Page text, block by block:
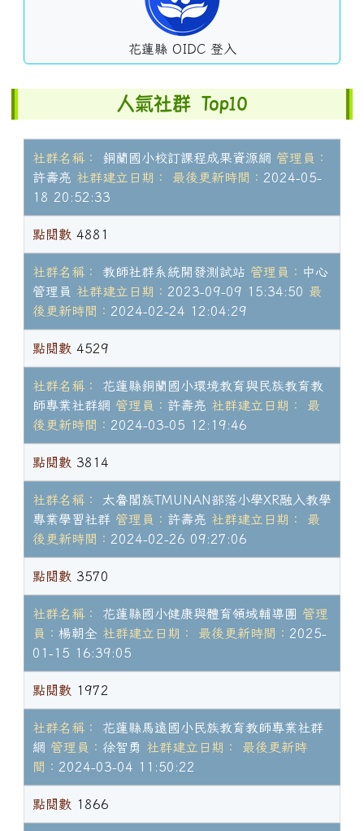
花蓮縣 OIDC 登入
右邊區域內容人氣社群 Top10
社群名稱： 銅蘭國小校訂課程成果資源網 管理員：
許壽亮 社群建立日期： 最後更新時間： 2024-05-
18 20:52:33
點閱數 4881
社群名稱： 教師社群系統開發測試站 管理員： 中心
管理員 社群建立日期： 2023-09-09 15:34:50 最
後更新時間： 2024-02-24 12:04:29
點閱數 4529
社群名稱：
花蓮縣銅蘭國小環境教育與民族教育教
師專業社群網 管理員： 許壽亮 社群建立日期：
最
後更新時間： 2024-03-05 12:19:46
點閱數 3814
社群名稱：
太魯閣族TMUNAN部落小學XR融入教學
專業學習社群 管理員： 許壽亮 社群建立日期：
最
後更新時間： 2024-02-26 09:27:06
點閱數 3570
社群名稱： 花蓮縣國小健康與體育領域輔導團
管理
員： 楊朝全 社群建立日期： 最後更新時間： 2025-
01-15 16:39:05
點閱數 1972
社群名稱：
花蓮縣馬遠國小民族教育教師專業社群
網 管理員： 徐智勇 社群建立日期：
最後更新時
間： 2024-03-04 11:50:22
點閱數 1866